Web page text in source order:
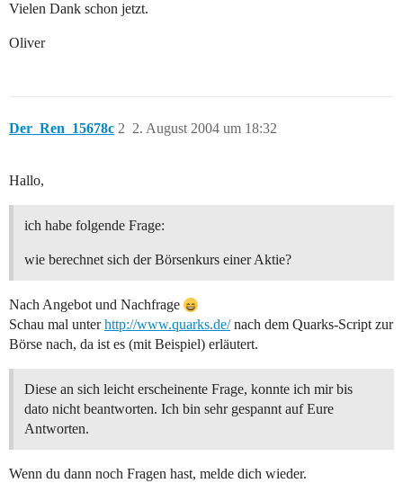
Vielen Dank schon jetzt.
Oliver
Der_Ren_15678c 2. August 2004 um 18:32
2
Hallo,
ich habe folgende Frage:
wie berechnet sich der Börsenkurs einer Aktie?
Nach Angebot und Nachfrage
Schau mal unterhttp://www.quarks.de/nach dem Quarks-Script zur
Börse nach, da ist es (mit Beispiel) erläutert.
Diese an sich leicht erscheinente Frage, konnte ich mir bis
dato nicht beantworten. Ich bin sehr gespannt auf Eure
Antworten.
Wenn du dann noch Fragen hast, melde dich wieder.